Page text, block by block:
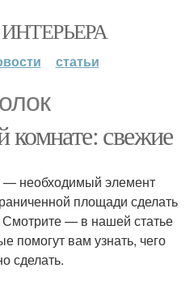
статьи
комнате: свежие
— необходимый элемент
площади сделать
Смотрите — в нашей статье
помогут вам узнать, чего
сделать.